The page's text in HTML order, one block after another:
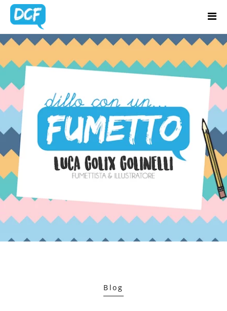
Home
Chi Sono
Regali Creativi
Lavora con me
Portfolio
Blog
Contatti
BLOG UPDATES
Latest news & updates
Blog